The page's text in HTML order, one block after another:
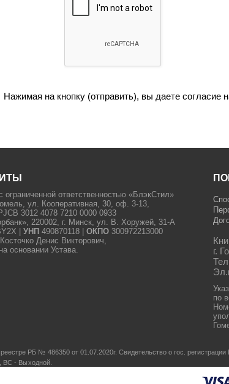
Нажимая на кнопку (отправить), вы даете согласие
ограниченной ответственностью «БлэкСтил»
ул. Кооперативная, 30, оф. 3-13,
3012 4078 7210 0000 0933
220002, г. Минск, ул. В. Хоружей, 31-А
|УНП 490870118 |ОКПО 300972213000
Денис Викторович,
основании Устава.
г.
по
РБ № 486350 от 01.07.2020г. Свидетельство о гос.
ВС - Выходной.